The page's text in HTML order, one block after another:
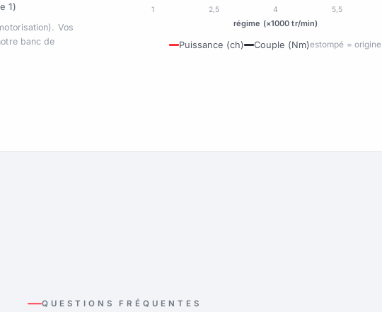
1)
Vos
banc de
1 2,5 4 5,5
régime (×1000 tr/min)
Puissance (ch) Couple (Nm)estompé = origine
QUESTIONS FRÉQUENTES